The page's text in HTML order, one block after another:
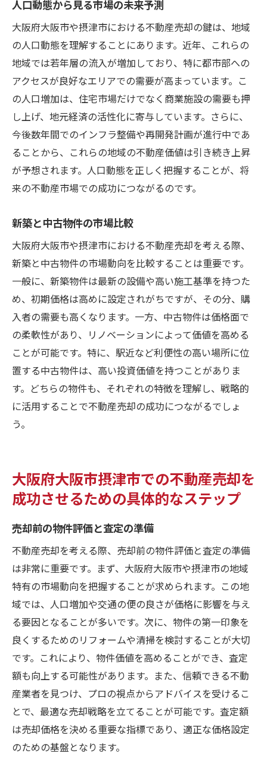
人口動態から見る市場の未来予測
大阪府大阪市や摂津市における不動産売却の鍵は、地域
の人口動態を理解することにあります。近年、これらの
地域では若年層の流入が増加しており、特に都市部への
アクセスが良好なエリアでの需要が高まっています。こ
の人口増加は、住宅市場だけでなく商業施設の需要も押
し上げ、地元経済の活性化に寄与しています。さらに、
今後数年間でのインフラ整備や再開発計画が進行中であ
ることから、これらの地域の不動産価値は引き続き上昇
が予想されます。人口動態を正しく把握することが、将
来の不動産市場での成功につながるのです。
新築と中古物件の市場比較
大阪府大阪市や摂津市における不動産売却を考える際、
新築と中古物件の市場動向を比較することは重要です。
一般に、新築物件は最新の設備や高い施工基準を持つた
め、初期価格は高めに設定されがちですが、その分、購
入者の需要も高くなります。一方、中古物件は価格面で
の柔軟性があり、リノベーションによって価値を高める
ことが可能です。特に、駅近など利便性の高い場所に位
置する中古物件は、高い投資価値を持つことがありま
す。どちらの物件も、それぞれの特徴を理解し、戦略的
に活用することで不動産売却の成功につながるでしょ
う。
大阪府大阪市摂津市での不動産売却を
成功させるための具体的なステップ
売却前の物件評価と査定の準備
不動産売却を考える際、売却前の物件評価と査定の準備
は非常に重要です。まず、大阪府大阪市や摂津市の地域
特有の市場動向を把握することが求められます。この地
域では、人口増加や交通の便の良さが価格に影響を与え
る要因となることが多いです。次に、物件の第一印象を
良くするためのリフォームや清掃を検討することが大切
です。これにより、物件価値を高めることができ、査定
額も向上する可能性があります。また、信頼できる不動
産業者を見つけ、プロの視点からアドバイスを受けるこ
とで、最適な売却戦略を立てることが可能です。査定額
は売却価格を決める重要な指標であり、適正な価格設定
のための基盤となります。